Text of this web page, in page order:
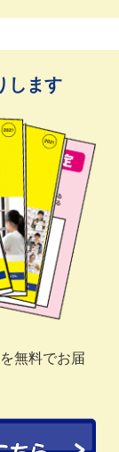
します
無料でお届